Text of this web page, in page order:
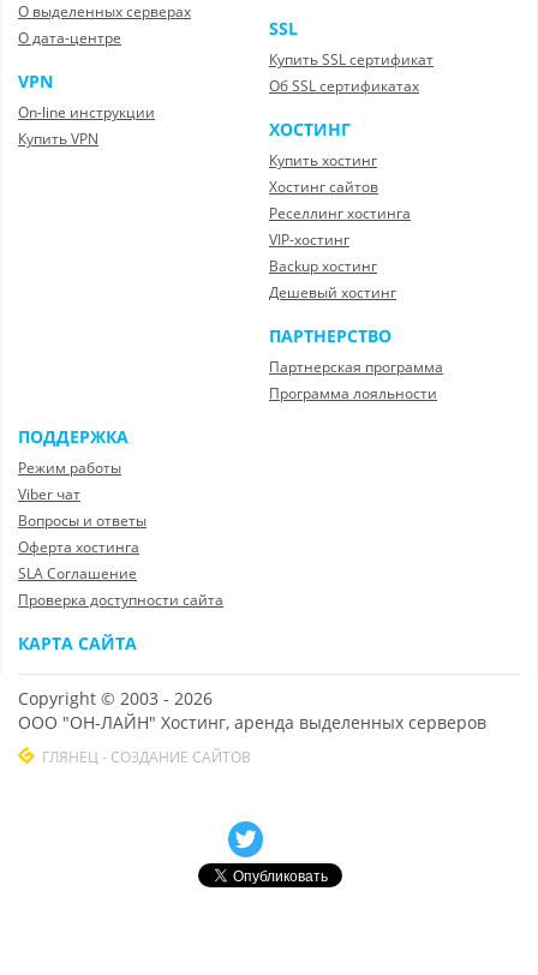
О выделенных серверах
О дата-центре
VPN
On-line инструкции
Купить VPN
SSL
Купить SSL сертификат
Об SSL сертификатах
ХОСТИНГ
Купить хостинг
Хостинг сайтов
Реселлинг хостинга
VIP-хостинг
Backup хостинг
Дешевый хостинг
ПАРТНЕРСТВО
Партнерская программа
Программа лояльности
ПОДДЕРЖКА
Режим работы
Viber чат
Вопросы и ответы
Оферта хостинга
SLA Соглашение
Проверка доступности сайта
КАРТА САЙТА
Copyright © 2003 - 2026
ООО "ОН-ЛАЙН" Хостинг, аренда выделенных серверов
ГЛЯНЕЦ - СОЗДАНИЕ САЙТОВ